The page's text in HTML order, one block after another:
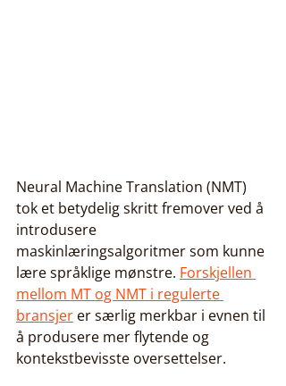
Neural Machine Translation (NMT)
tok et betydelig skritt fremover ved å
introdusere
maskinlæringsalgoritmer som kunne
lære språklige mønstre. Forskjellen
mellom MT og NMT i regulerte
bransjer er særlig merkbar i evnen til
å produsere mer flytende og
kontekstbevisste oversettelser.